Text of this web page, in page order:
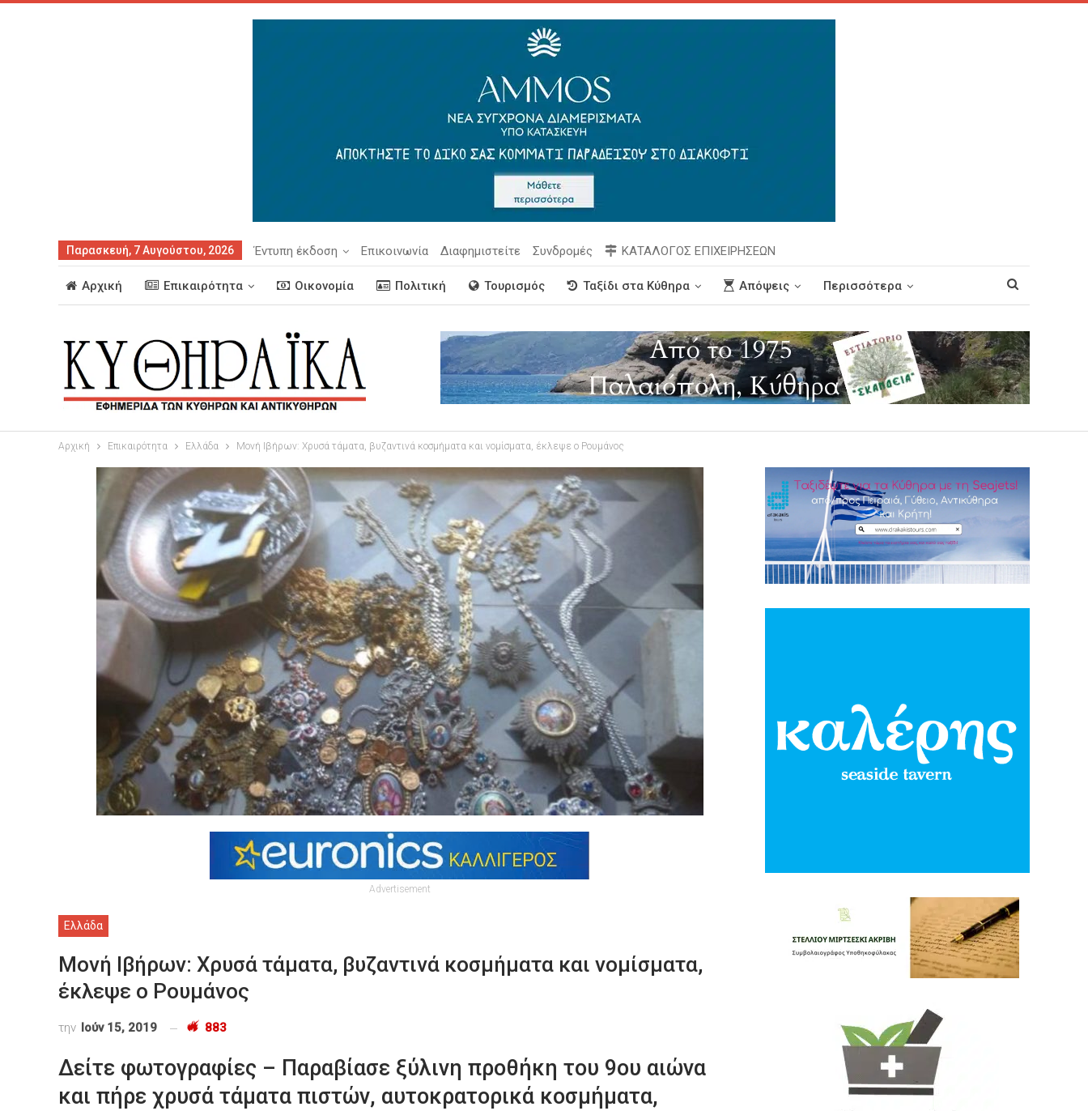
Παρασκευή, 7 Αυγούστου, 2026 Έντυπη έκδοση Επικοινωνία Διαφημιστείτε Συνδρομές ΚΑΤΑΛΟΓΟΣ ΕΠΙΧΕΙΡΗΣΕΩΝ
Αρχική Επικαιρότητα Οικονομία Πολιτική Τουρισμός Ταξίδι στα Κύθηρα Απόψεις Περισσότερα
Αρχική Επικαιρότητα Ελλάδα Μονή Ιβήρων: Χρυσά τάματα, βυζαντινά κοσμήματα και νομίσματα, έκλεψε ο Ρουμάνος
Advertisement
Ελλάδα
Μονή Ιβήρων: Χρυσά τάματα, βυζαντινά κοσμήματα και νομίσματα,
έκλεψε ο Ρουμάνος
την Ιούν 15, 2019 883
Δείτε φωτογραφίες – Παραβίασε ξύλινη προθήκη του 9ου αιώνα
και πήρε χρυσά τάματα πιστών, αυτοκρατορικά κοσμήματα,